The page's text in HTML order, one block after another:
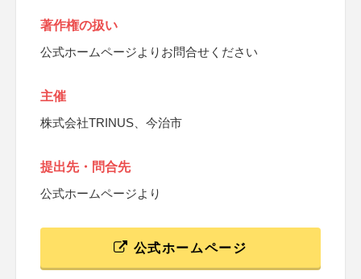
著作権の扱い
公式ホームページよりお問合せください
主催
株式会社TRINUS、今治市
提出先・問合先
公式ホームページより
公式ホームページ